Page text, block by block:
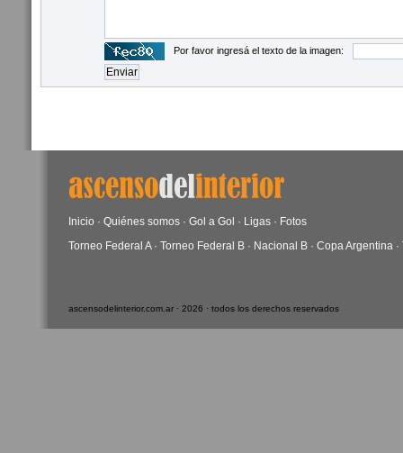
Por favor ingresá el texto de la imagen:
Inicio · Quiénes somos · Gol a Gol · Ligas · Fotos
Torneo Federal A· Torneo Federal B · Nacional B · Copa Argentina ·
ascensodelinterior.com.ar · 2026 · todos los derechos reservados